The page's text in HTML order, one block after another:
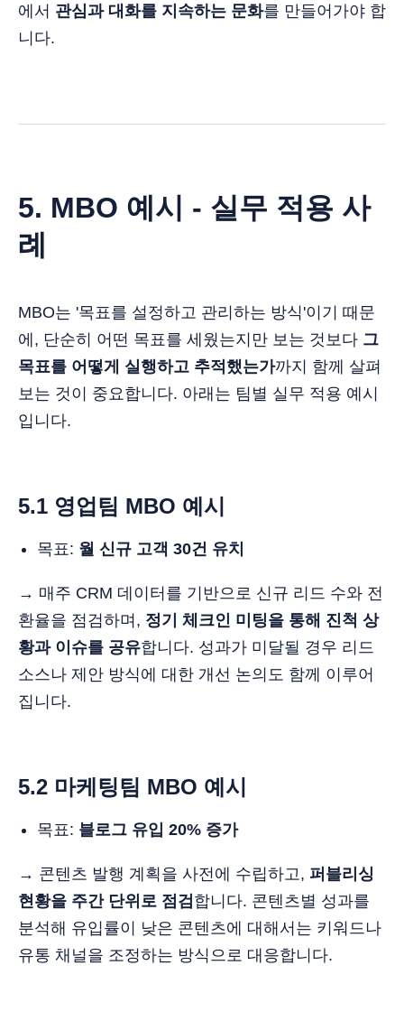
에서 관심과 대화를 지속하는 문화를 만들어가야 합
니다.
5. MBO 예시 - 실무 적용 사
례
MBO는 '목표를 설정하고 관리하는 방식'이기 때문
에, 단순히 어떤 목표를 세웠는지만 보는 것보다 그
목표를 어떻게 실행하고 추적했는가까지 함께 살펴
보는 것이 중요합니다. 아래는 팀별 실무 적용 예시
입니다.
5.1 영업팀 MBO 예시
목표: 월 신규 고객 30건 유치
→ 매주 CRM 데이터를 기반으로 신규 리드 수와 전
환율을 점검하며, 정기 체크인 미팅을 통해 진척 상
황과 이슈를 공유합니다. 성과가 미달될 경우 리드
소스나 제안 방식에 대한 개선 논의도 함께 이루어
집니다.
5.2 마케팅팀 MBO 예시
목표: 블로그 유입 20% 증가
→ 콘텐츠 발행 계획을 사전에 수립하고, 퍼블리싱
현황을 주간 단위로 점검 합니다. 콘텐츠별 성과를
분석해 유입률이 낮은 콘텐츠에 대해서는 키워드나
유통 채널을 조정하는 방식으로 대응합니다.